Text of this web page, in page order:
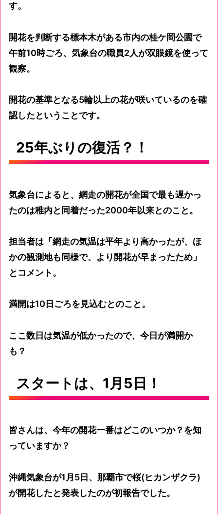
す。
開花を判断する標本木がある市内の桂ケ岡公園で
午前10時ごろ、気象台の職員2人が双眼鏡を使って
観察。
開花の基準となる5輪以上の花が咲いているのを確
認したということです。
25年ぶりの復活？！
気象台によると、網走の開花が全国で最も遅かっ
たのは稚内と同着だった2000年以来とのこと。
担当者は「網走の気温は平年より高かったが、ほ
かの観測地も同様で、より開花が早まったため」
とコメント。
満開は10日ごろを見込むとのこと。
ここ数日は気温が低かったので、今日が満開か
も？
スタートは、1月5日！
皆さんは、今年の開花一番はどこのいつか？を知
っていますか？
沖縄気象台が1月5日、那覇市で桜(ヒカンザクラ)
が開花したと発表したのが初報告でした。